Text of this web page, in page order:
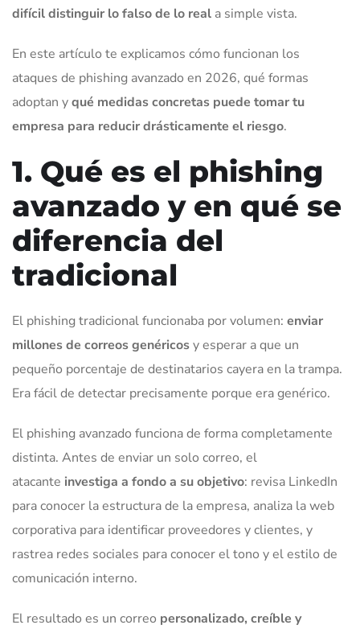
difícil distinguir lo falso de lo real a simple vista.
En este artículo te explicamos cómo funcionan los
ataques de phishing avanzado en 2026, qué formas
adoptan yqué medidas concretas puede tomar tu
empresa para reducir drásticamente el riesgo.
1. Qué es el phishing
avanzado y en qué se
diferencia del
tradicional
El phishing tradicional funcionaba por volumen: enviar
millones de correos genéricosy esperar a que un
pequeño porcentaje de destinatarios cayera en la trampa.
Era fácil de detectar precisamente porque era genérico.
El phishing avanzado funciona de forma completamente
distinta. Antes de enviar un solo correo, el
atacante investiga a fondo a su objetivo: revisa LinkedIn
para conocer la estructura de la empresa, analiza la web
corporativa para identificar proveedores y clientes, y
rastrea redes sociales para conocer el tono y el estilo de
comunicación interno.
El resultado es un correo personalizado, creíble y